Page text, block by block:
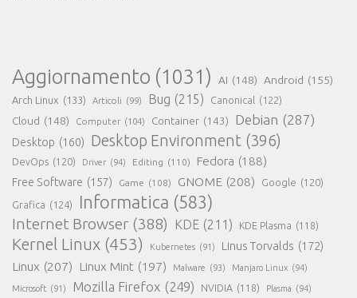
Aggiornamento (1031) AI (148) Android (155)
Arch Linux (133) Articoli (99) Bug (215) Canonical (122)
Cloud (148) Computer (104) Container (143) Debian (287)
Desktop (160) Desktop Environment (396)
DevOps (120) Driver (94) Editing (110) Fedora (188)
Free Software (157) Game (108) GNOME (208) Google (120)
Grafica (124) Informatica (583)
Internet Browser (388) KDE (211) KDE Plasma (118)
Kernel Linux (453) Kubernetes (91) Linus Torvalds (172)
Linux (207) Linux Mint (197) Malware (93) Manjaro Linux (94)
Microsoft (91) Mozilla Firefox (249) NVIDIA (118) Plasma (94)